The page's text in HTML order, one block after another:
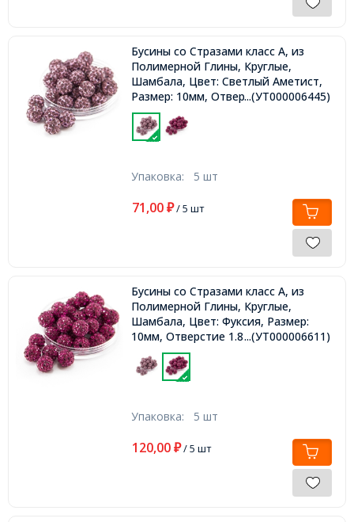
Бусины со Стразами класс А, из
Полимерной Глины, Круглые,
Шамбала, Цвет: Светлый Аметист,
Размер: 10мм, Отверстие 1.8~2мм,
...(УТ000006445)
Упаковка: 5 шт
71,00 ₽/ 5 шт
Бусины со Стразами класс А, из
Полимерной Глины, Круглые,
Шамбала, Цвет: Фуксия, Размер:
10мм, Отверстие 1.8~2мм,...(УТ000006611)
Упаковка: 5 шт
120,00 ₽/ 5 шт